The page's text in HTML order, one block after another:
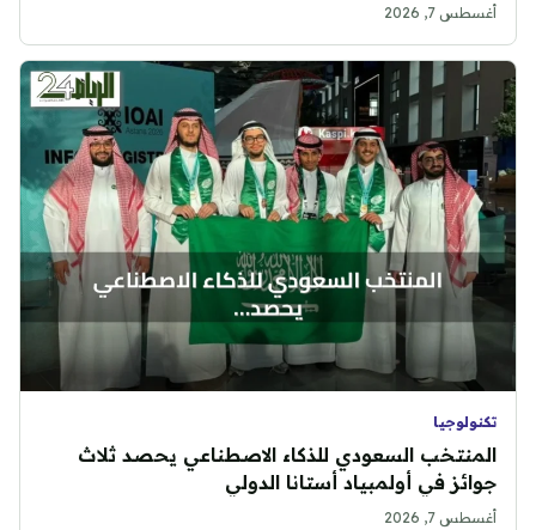
أغسطس 7, 2026
تكنولوجيا
المنتخب السعودي للذكاء الاصطناعي يحصد ثلاث
جوائز في أولمبياد أستانا الدولي
أغسطس 7, 2026